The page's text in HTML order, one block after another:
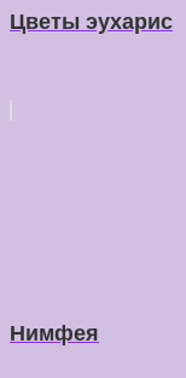
Цветы эухарис
Нимфея